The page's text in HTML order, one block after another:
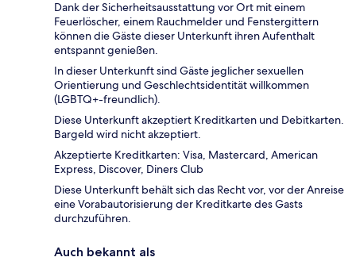
Dank der Sicherheitsausstattung vor Ort mit einem
Feuerlöscher, einem Rauchmelder und Fenstergittern
können die Gäste dieser Unterkunft ihren Aufenthalt
entspannt genießen.
In dieser Unterkunft sind Gäste jeglicher sexuellen
Orientierung und Geschlechtsidentität willkommen
(LGBTQ+-freundlich).
Diese Unterkunft akzeptiert Kreditkarten und Debitkarten.
Bargeld wird nicht akzeptiert.
Akzeptierte Kreditkarten: Visa, Mastercard, American
Express, Discover, Diners Club
Diese Unterkunft behält sich das Recht vor, vor der Anreise
eine Vorabautorisierung der Kreditkarte des Gasts
durchzuführen.
Auch bekannt als